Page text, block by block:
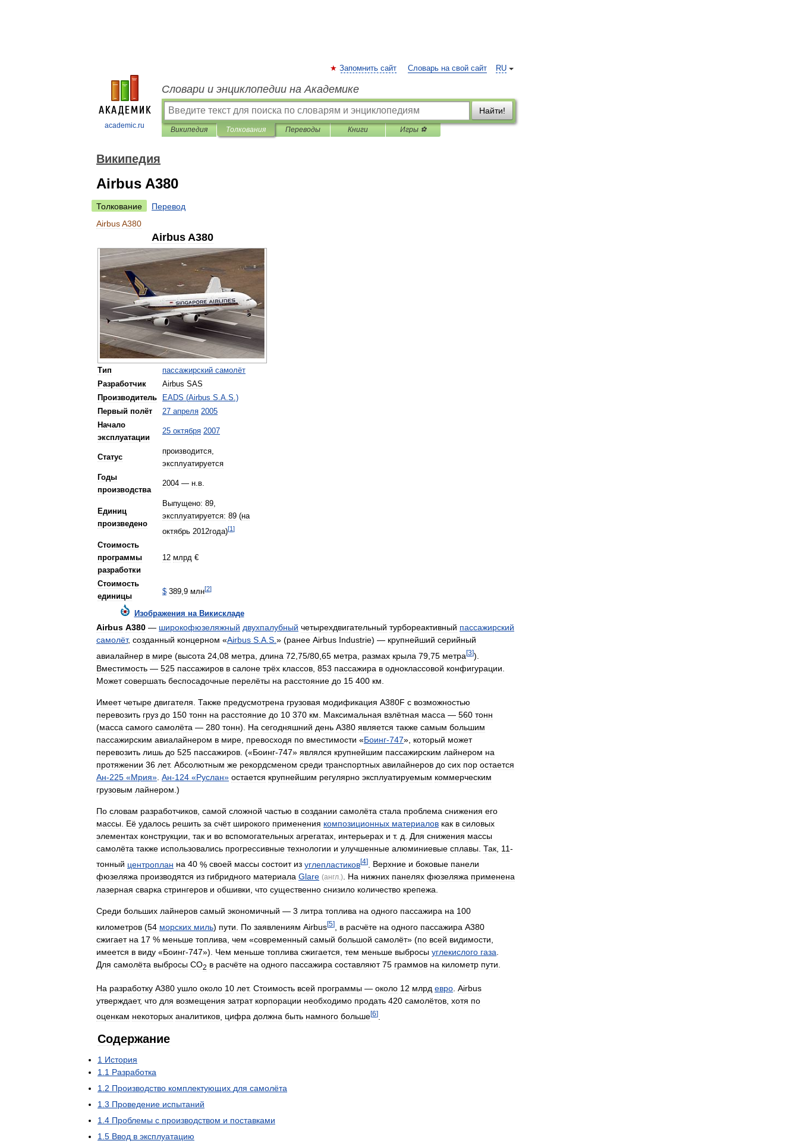
academic.ru
RU
Запомнить сайт Словарь на свой сайт
Словари и энциклопедии на Академике
Найти!
Википедия Толкования Переводы Книги Игры ⚽
Википедия
Airbus A380
Толкование
Перевод
AirbusA380
Airbus A380
Тип пассажирский самолёт
Разработчик
Airbus SAS
Производитель
EADS (Airbus S.A.S.)
Первый полёт 27 апреля 2005
Начало
эксплуатации
25 октября 2007
Статус
производится,
эксплуатируется
Годы
производства
2004 — н.в.
Единиц
произведено
Выпущено: 89,
эксплуатируется: 89 (на
октябрь 2012года)[1]
Стоимость
программы
разработки
12 млрд €
Стоимость
единицы
$ 389,9 млн[2]
Изображения на Викискладе
Airbus А380 — широкофюзеляжный двухпалубный четырехдвигательный турбореактивный пассажирский
самолёт, созданный концерном «Airbus S A S » (ранее Airbus Industrie) — крупнейший серийный
авиалайнер в мире (высота 24 08 метра длина 72 75/80 65 метра размах крыла 79 75 метра[3]).
Вместимость — 525 пассажиров в салоне трёх классов 853 пассажира в одноклассовой конфигурации
Может совершать беспосадочные перелёты на расстояние до 15 400 км
Имеет четыре двигателя Также предусмотрена грузовая модификация A380F с возможностью
перевозить груз до 150 тонн на расстояние до 10 370 км Максимальная взлётная масса — 560 тонн
(масса самого самолёта — 280 тонн). На сегодняшний день A380 является также самым большим
пассажирским авиалайнером в мире превосходя по вместимости «Боинг-747», который может
перевозить лишь до 525 пассажиров . («Боинг-747» являлся крупнейшим пассажирским лайнером на
протяжении 36 лет. Абсолютным же рекордсменом среди транспортных авилайнеров до сих пор остается
Ан-225 «Мрия» Ан-124 «Руслан» остается крупнейшим регулярно эксплуатируемым коммерческим
грузовым лайнером .)
По словам разработчиков самой сложной частью в создании самолёта стала проблема снижения его
массы Её удалось решить за счёт широкого применения композиционных материалов как в силовых
элементах конструкции так и во вспомогательных агрегатах интерьерах и т. д Для снижения массы
самолёта также использовались прогрессивные технологии и улучшенные алюминиевые сплавы Так 11-
тонный центроплан на 40 % своей массы состоит из углепластиков[4] Верхние и боковые панели
фюзеляжа производятся из гибридного материала Glare (англ.). На нижних панелях фюзеляжа применена
лазерная сварка стрингеров и обшивки, что существенно снизило количество крепежа.
Среди больших лайнеров самый экономичный — 3 литра топлива на одного пассажира на 100
километров (54 морских миль) пути По заявлениям Airbus[5] в расчёте на одного пассажира A380
сжигает на 17 % меньше топлива чем «современный самый большой самолёт» (по всей видимости
имеется в виду «Боинг-747»). Чем меньше топлива сжигается тем меньше выбросы углекислого газа
Для самолёта выбросы CO2 в расчёте на одного пассажира составляют 75 граммов на километр пути
На разработку А380 ушло около 10 лет. Стоимость всей программы — около 12 млрд евро Airbus
утверждает, что для возмещения затрат корпорации необходимо продать 420 самолётов хотя по
оценкам некоторых аналитиков цифра должна быть намного больше[6]
Содержание
1 История
1.1 Разработка
1.2 Производство комплектующих для самолёта
1.3 Проведение испытаний
1.4 Проблемы с производством и поставками
1.5 Ввод в эксплуатацию